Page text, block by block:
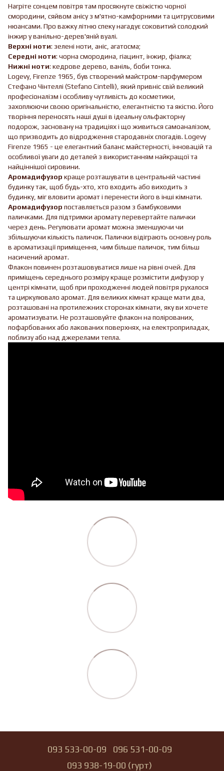
Нагріте сонцем повітря там просякнуте свіжістю чорної
смородини, сяйвом анісу з м'ятно-камфорними та цитрусовими
нюансами. Про важку літню спеку нагадує соковитий солодкий
інжир у ванільно-дерев'яній вуалі.
Верхні ноти: зелені ноти, аніс, агатосма;
Середні ноти: чорна смородина, гіацинт, інжир, фіалка;
Нижні ноти: кедрове дерево, ваніль, боби тонка.
Logevy, Firenze 1965, був створений майстром-парфумером
Стефано Чінтеллі (Stefano Cintelli), який привніс свій великий
професіоналізм і особливу чутливість до косметики,
захоплюючи своєю оригінальністю, елегантністю та якістю. Його
творіння переносять наші душі в ідеальну ольфакторну
подорож, засновану на традиціях і що живиться самоаналізом,
що призводить до відродження стародавніх спогадів. Logevy
Firenze 1965 - це елегантний баланс майстерності, інновацій та
особливої уваги до деталей з використанням найкращої та
найціннішої сировини.
Аромадифузор краще розташувати в центральній частині
будинку так, щоб будь-хто, хто входить або виходить з
будинку, міг вловити аромат і перенести його в інші кімнати.
Аромадифузор поставляється разом з бамбуковими
паличками. Для підтримки аромату перевертайте палички
через день. Регулювати аромат можна зменшуючи чи
збільшуючи кількість паличок. Палички відіграють основну роль
в ароматизації приміщення, чим більше паличок, тим більш
насичений аромат.
Флакон повинен розташовуватися лише на рівні очей. Для
приміщень середнього розміру краще розмістити дифузор у
центрі кімнати, щоб при проходженні людей повітря рухалося
та циркулювало аромат. Для великих кімнат краще мати два,
розташовані на протилежних сторонах кімнати, яку ви хочете
ароматизувати. Не розташовуйте флакон на полірованих,
пофарбованих або лакованих поверхнях, на електроприладах,
поблизу або над джерелами тепла.
093 533-00-09
096 531-00-09
093 938-19-00 (гурт)